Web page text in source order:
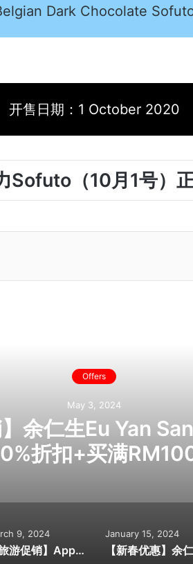
Dark Chocolate
开售日期：1 October 2020
Sofuto（10月1号）
Offers
May 3, 2024
】余仁生Eu Yan
折扣+买满
送余仁生健康礼给
9, 2024
【旅游促销】Apple Vacations超值旅游配套! 每对折扣高达RM4,000！北海道包机买10送1！位子有限！
January 15, 2024